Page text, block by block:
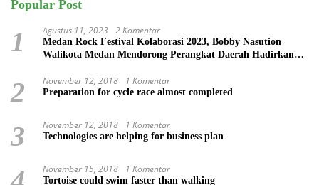
Popular Post
1 Agustus 11, 2023 2 Komentar
Medan Rock Festival Kolaborasi 2023, Bobby Nasution
Walikota Medan Mendorong Perangkat Daerah Hadirkan
2 November 12, 2018 1 Komentar
Preparation for cycle race almost completed
3 November 12, 2018 1 Komentar
Technologies are helping for business plan
November 15, 2018 1 Komentar
Tortoise could swim faster than walking